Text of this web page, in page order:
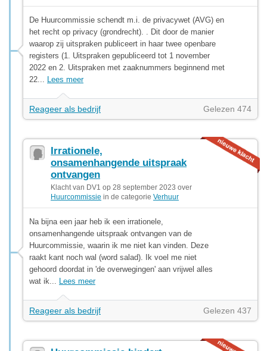
De Huurcommissie schendt m.i. de privacywet (AVG) en
het recht op privacy (grondrecht). . Dit door de manier
waarop zij uitspraken publiceert in haar twee openbare
registers (1. Uitspraken gepubliceerd tot 1 november
2022 en 2. Uitspraken met zaaknummers beginnend met
22... Lees meer
Reageer als bedrijf Gelezen 474
Irrationele,
onsamenhangende uitspraak
ontvangen
Klacht van DV1 op 28 september 2023 over
Huurcommissie in de categorie Verhuur
Na bijna een jaar heb ik een irrationele,
onsamenhangende uitspraak ontvangen van de
Huurcommissie, waarin ik me niet kan vinden. Deze
raakt kant noch wal (word salad). Ik voel me niet
gehoord doordat in 'de overwegingen' aan vrijwel alles
wat ik... Lees meer
Reageer als bedrijf Gelezen 437